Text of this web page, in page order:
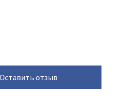
Оставить отзыв